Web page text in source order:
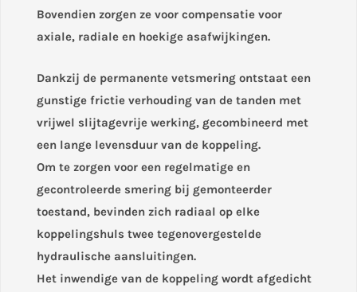
Bovendien zorgen ze voor compensatie voor
axiale, radiale en hoekige asafwijkingen.
Dankzij de permanente vetsmering ontstaat een
gunstige frictie verhouding van de tanden met
vrijwel slijtagevrije werking, gecombineerd met
een lange levensduur van de koppeling.
Om te zorgen voor een regelmatige en
gecontroleerde smering bij gemonteerder
toestand, bevinden zich radiaal op elke
koppelingshuls twee tegenovergestelde
hydraulische aansluitingen.
Het inwendige van de koppeling wordt afgedicht